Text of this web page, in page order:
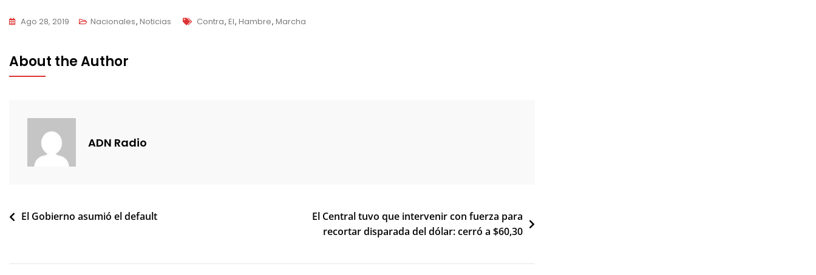
Ago 28, 2019 Nacionales, Noticias Tags
Contra, El, Hambre, Marcha
About the Author
ADN Radio
Navegación
entradas
El Gobierno asumió el default
El Central tuvo que intervenir con fuerza para
recortar disparada del dólar: cerró a $60,30